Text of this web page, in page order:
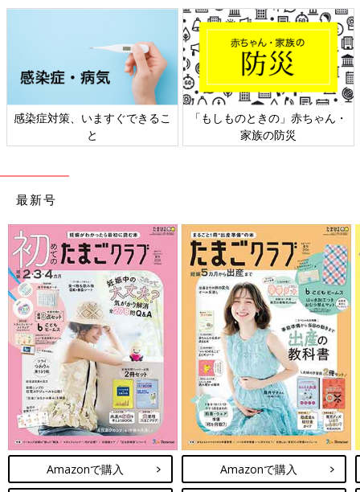
ん・
日本外来小児科学会リーフレッ
六星占術 細木かおりさんの
相談
最新号
Amazonで購入 Amazonで購入